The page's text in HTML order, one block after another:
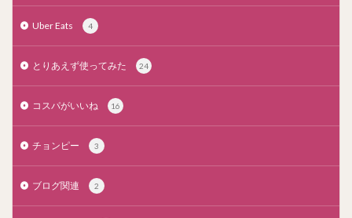
Uber Eats 4
とりあえず使ってみた 24
コスパがいいね 16
チョンピー 3
ブログ関連 2